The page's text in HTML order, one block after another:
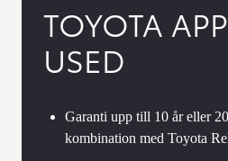
TOYOTA
USED
Garanti upp till 10 år eller
kombination med Toyota